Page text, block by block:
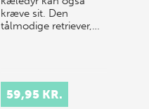
kræve sit. Den
tålmodige retriever,…
59,95 KR.